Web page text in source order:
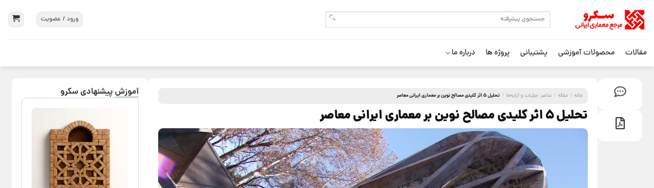
ورود / عضویت
مقالات محصولات آموزشی پشتیبانی پروژه ها درباره ما
خانه / مقاله / عناصر، جزئیات و آرایه‌ها / تحلیل ۵ اثر کلیدی مصالح نوین بر معماری ایرانی معاصر
تحلیل ۵ اثر کلیدی مصالح نوین بر معماری ایرانی معاصر
آموزش پیشنهادی سکرو